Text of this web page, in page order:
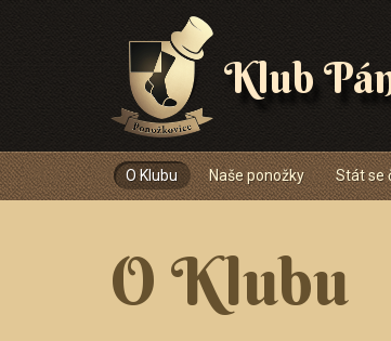
Klub
Navigace
O Klubu Naše ponožky Stát se
O Klubu